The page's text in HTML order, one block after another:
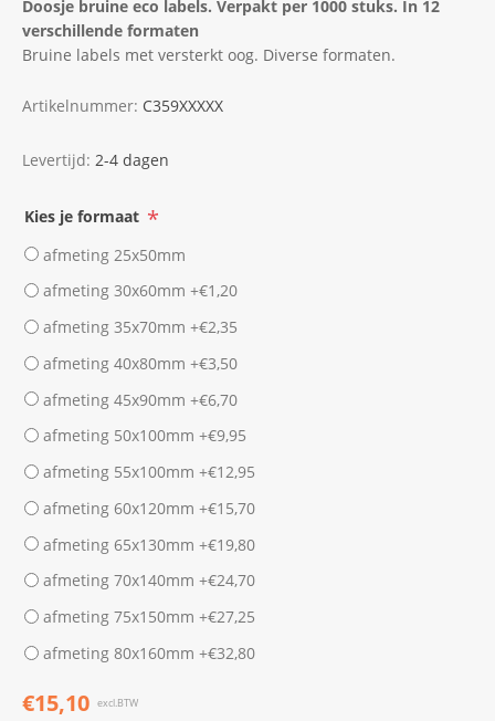
Doosje bruine eco labels. Verpakt per 1000 stuks. In 12
verschillende formaten
Bruine labels met versterkt oog. Diverse formaten.
Artikelnummer: C359XXXXX
Levertijd: 2-4 dagen
Kies je formaat *
afmeting 25x50mm
afmeting 30x60mm +€1,20
afmeting 35x70mm +€2,35
afmeting 40x80mm +€3,50
afmeting 45x90mm +€6,70
afmeting 50x100mm +€9,95
afmeting 55x100mm +€12,95
afmeting 60x120mm +€15,70
afmeting 65x130mm +€19,80
afmeting 70x140mm +€24,70
afmeting 75x150mm +€27,25
afmeting 80x160mm +€32,80
€15,10 excl.BTW